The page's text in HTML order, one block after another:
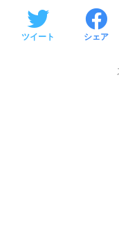
ツイート シェア